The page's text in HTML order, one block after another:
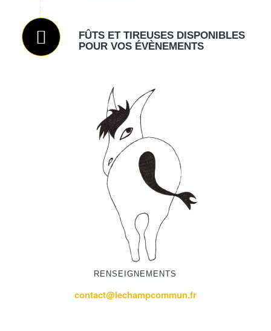
FÛTS ET TIREUSES DISPONIBLES
POUR VOS ÉVÈNEMENTS
RENSEIGNEMENTS
contact@lechampcommun.fr